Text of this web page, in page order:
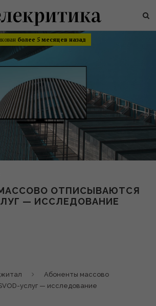
более 5 месяцев назад
ОТПИСЫВАЮТСЯ
— ИССЛЕДОВАНИЕ
Абоненты массово
услуг — исследование